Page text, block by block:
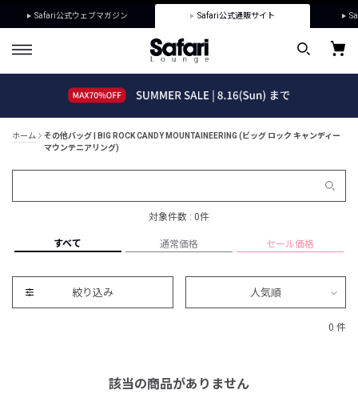
Safari公式ウェブマガジン Safari公式通販サイト
ホーム
その他バッグ | BIG ROCK CANDY MOUNTAINEERING (ビッグ ロック キャンディー
マウンテニアリング)
対象件数 : 0件
すべて 通常価格 セール価格
絞り込み 人気順
0 件
該当の商品がありません